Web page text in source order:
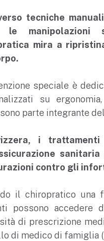
tecniche
le
mira a
speciale è
su
parte integrante
i
contro gli
il chiropratico una
possono accedere
di prescrizione
di medico di famiglia